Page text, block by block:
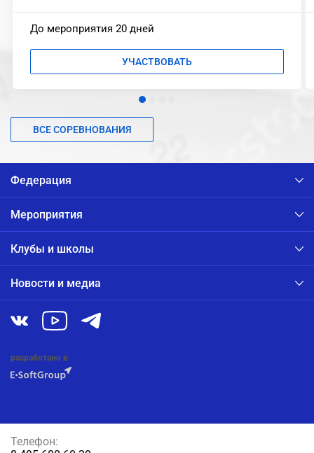
До мероприятия 20 дней
УЧАСТВОВАТЬ
ВСЕ СОРЕВНОВАНИЯ
Федерация
Мероприятия
Клубы и школы
Новости и медиа
разработано в
Телефон: